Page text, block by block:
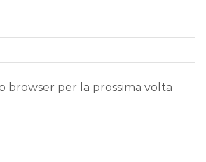
browser per la prossima volta